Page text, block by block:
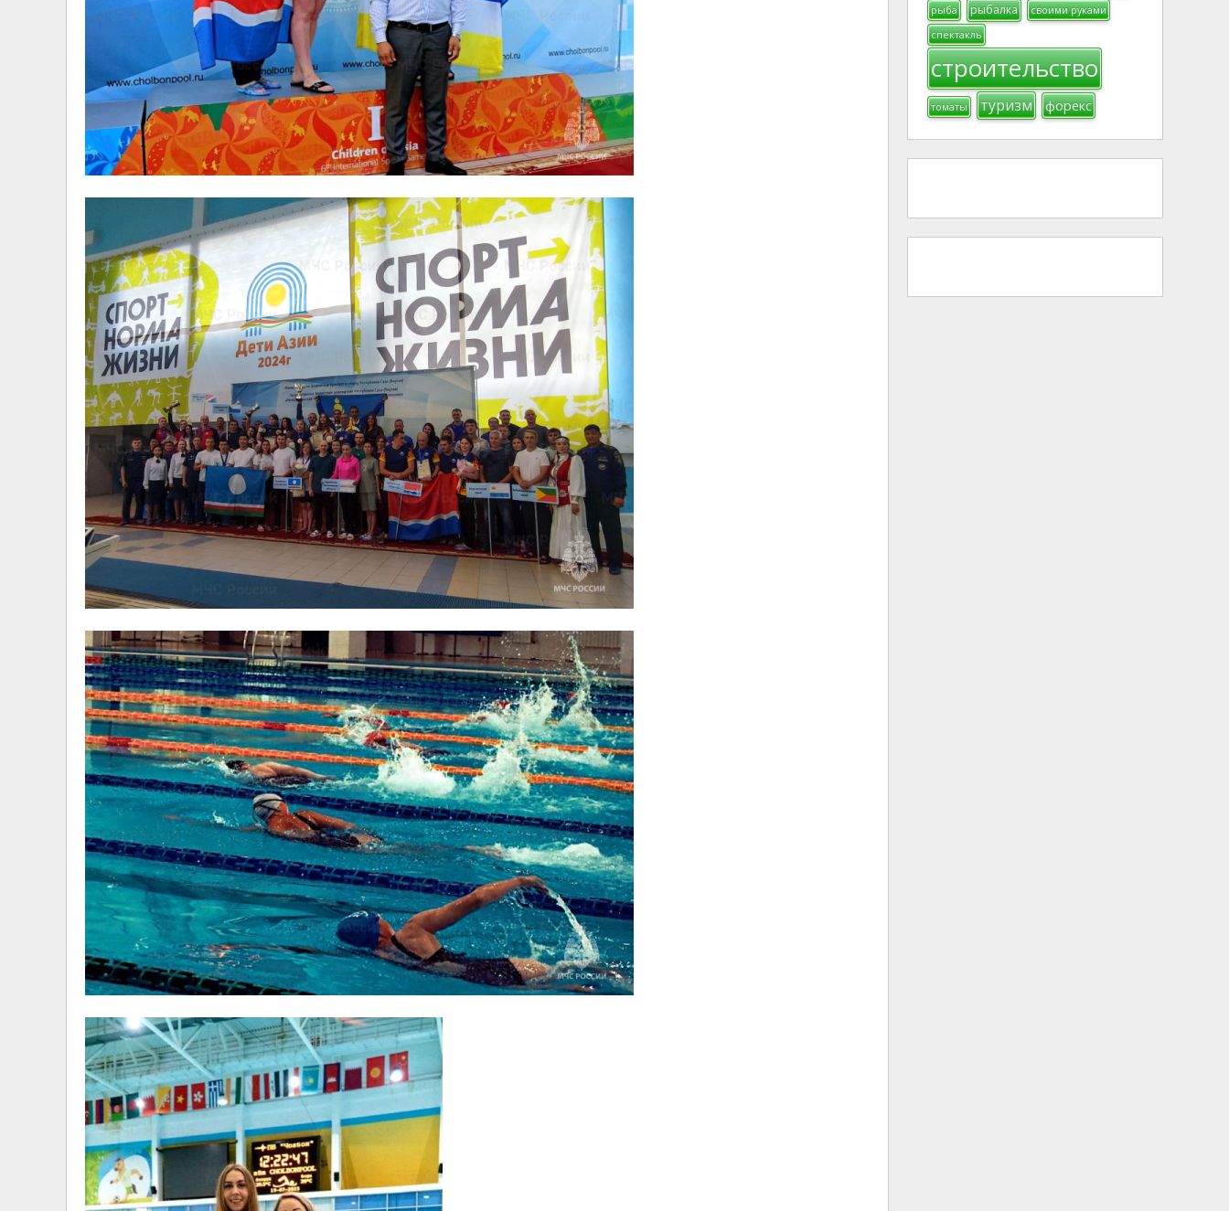
рыба
рыбалка
своими руками
спектакль
строительство
томаты туризм форекс